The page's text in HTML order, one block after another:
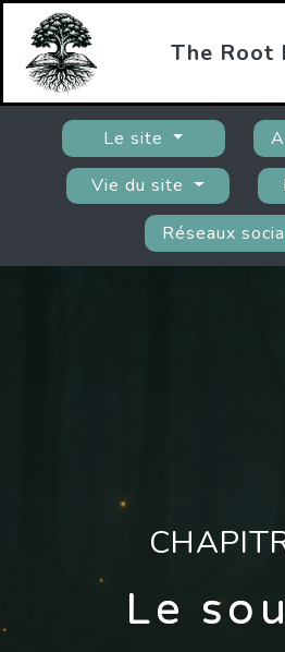
The Root
Le site
Vie du site
Réseaux
Le